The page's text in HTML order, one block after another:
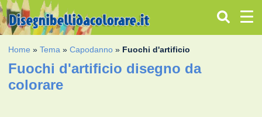
Home »Tema »Capodanno » Fuochi d'artificio
Fuochi d'artificio disegno da
colorare